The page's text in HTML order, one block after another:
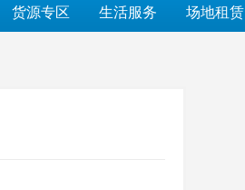
货源专区 生活服务 场地租赁